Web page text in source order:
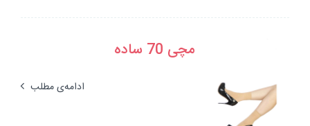
مچی 70 ساده
ادامه‌ی مطلب